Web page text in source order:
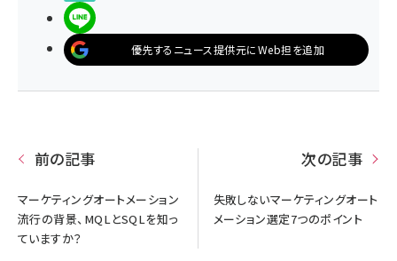
優先するニュース提供元にWeb担を追加
前の記事
マーケティングオートメーション
流行の背景、MQLとSQLを知っ
ていますか？
次の記事
失敗しないマーケティングオート
メーション選定7つのポイント